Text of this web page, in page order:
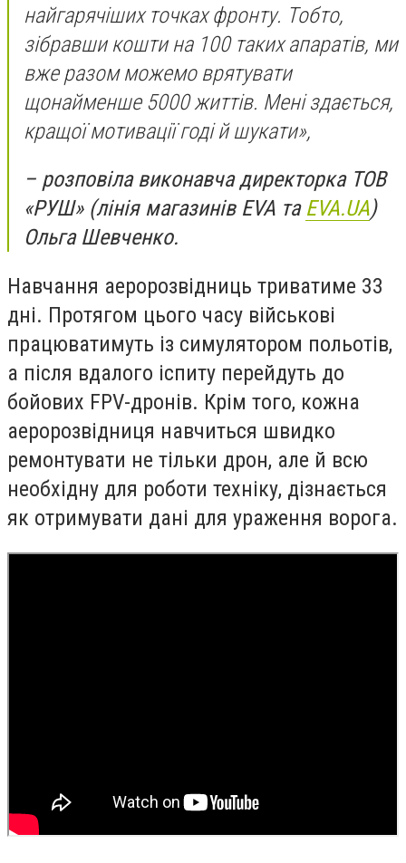
найгарячіших точках фронту. Тобто,
зібравши кошти на 100 таких апаратів, ми
вже разом можемо врятувати
щонайменше 5000 життів. Мені здається,
кращої мотивації годі й шукати»,
– розповіла виконавча директорка ТОВ
«РУШ» (лінія магазинів EVA та EVA.UA)
Ольга Шевченко.
Навчання аеророзвідниць триватиме 33
дні. Протягом цього часу військові
працюватимуть із симулятором польотів,
а після вдалого іспиту перейдуть до
бойових FPV-дронів. Крім того, кожна
аеророзвідниця навчиться швидко
ремонтувати не тільки дрон, але й всю
необхідну для роботи техніку, дізнається
як отримувати дані для ураження ворога.